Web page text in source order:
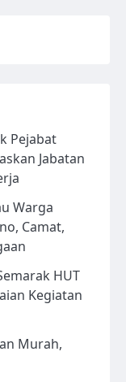
Pejabat
Jabatan
Warga
Camat,
HUT
Kegiatan
Murah,